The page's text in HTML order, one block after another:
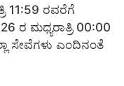
11:59 ರವರೆಗೆ
ರ ಮಧ್ಯರಾತ್ರಿ 00:00
ಸೇವೆಗಳು ಎಂದಿನಂತೆ